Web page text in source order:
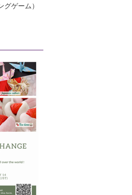
グゲーム）